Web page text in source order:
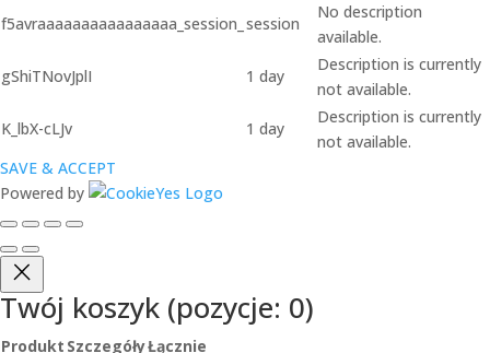
f5avraaaaaaaaaaaaaaaa_session_ session
No description
available.
gShiTNovJplI
1 day
Description is currently
not available.
K_lbX-cLJv
1 day
Description is currently
not available.
SAVE & ACCEPT
Powered by
Twój koszyk (pozycje: 0)
Produkt SzczegółyŁącznie